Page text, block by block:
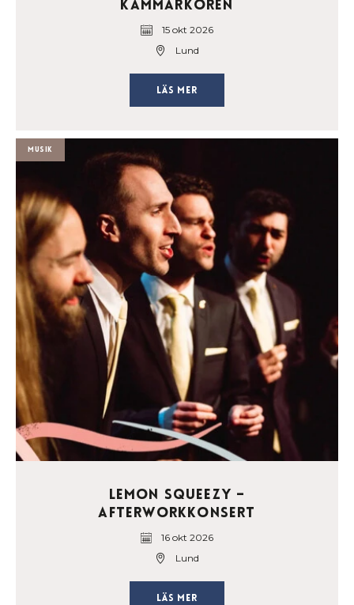
Kammarkören
15 okt 2026
Lund
Läs mer
Musik
Lemon Squeezy –
afterworkkonsert
16 okt 2026
Lund
Läs mer